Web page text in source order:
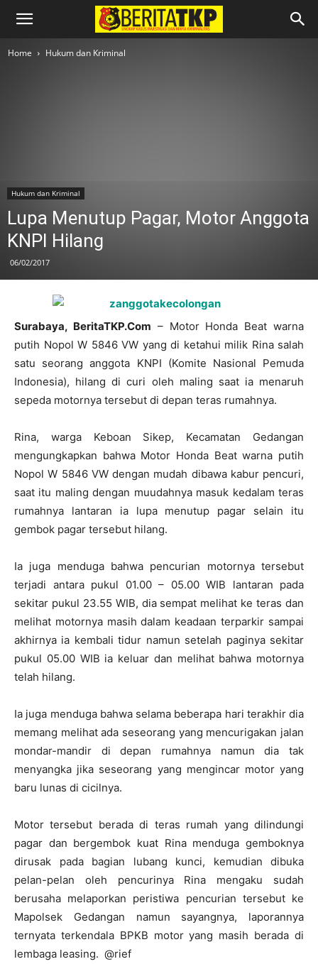
Home Hukum dan Kriminal
Hukum dan Kriminal
Lupa Menutup Pagar, Motor Anggota
KNPI Hilang
06/02/2017
Surabaya, BeritaTKP.Com – Motor Honda Beat warna
putih Nopol W 5846 VW yang di ketahui milik Rina salah
satu seorang anggota KNPI (Komite Nasional Pemuda
Indonesia), hilang di curi oleh maling saat ia menaruh
sepeda motornya tersebut di depan teras rumahnya.
Rina, warga Keboan Sikep, Kecamatan Gedangan
mengungkapkan bahwa Motor Honda Beat warna putih
Nopol W 5846 VW dengan mudah dibawa kabur pencuri,
saat itu maling dengan muudahnya masuk kedalam teras
rumahnya lantaran ia lupa menutup pagar selain itu
gembok pagar tersebut hilang.
Ia juga menduga bahwa pencurian motornya tersebut
terjadi antara pukul 01.00 – 05.00 WIB lantaran pada
sekitar pukul 23.55 WIB, dia sempat melihat ke teras dan
melihat motornya masih dalam keadaan terparkir sampai
akhirnya ia kembali tidur namun setelah paginya sekitar
pukul 05.00 WIB ia keluar dan melihat bahwa motornya
telah hilang.
Ia juga menduga bahwa selama beberapa hari terakhir dia
memang melihat ada seseorang yang mencurigakan jalan
mondar-mandir di depan rumahnya namun dia tak
menyangka jika seseorang yang mengincar motor yang
baru lunas di cicilnya.
Motor tersebut berada di teras rumah yang dilindungi
pagar dan bergembok kuat Rina menduga gemboknya
dirusak pada bagian lubang kunci, kemudian dibuka
pelan-pelan oleh pencurinya Rina mengaku sudah
berusaha melaporkan peristiwa pencurian tersebut ke
Mapolsek Gedangan namun sayangnya, laporannya
ternyata terkendala BPKB motor yang masih berada di
lembaga leasing. @rief